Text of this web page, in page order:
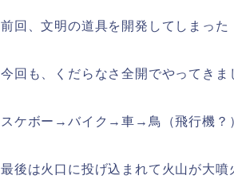
前回、文明の道具を開発してしまった
今回も、くだらなさ全開でやってき
スケボー→バイク→車→鳥（飛行機？
最後は火口に投げ込まれて火山が大